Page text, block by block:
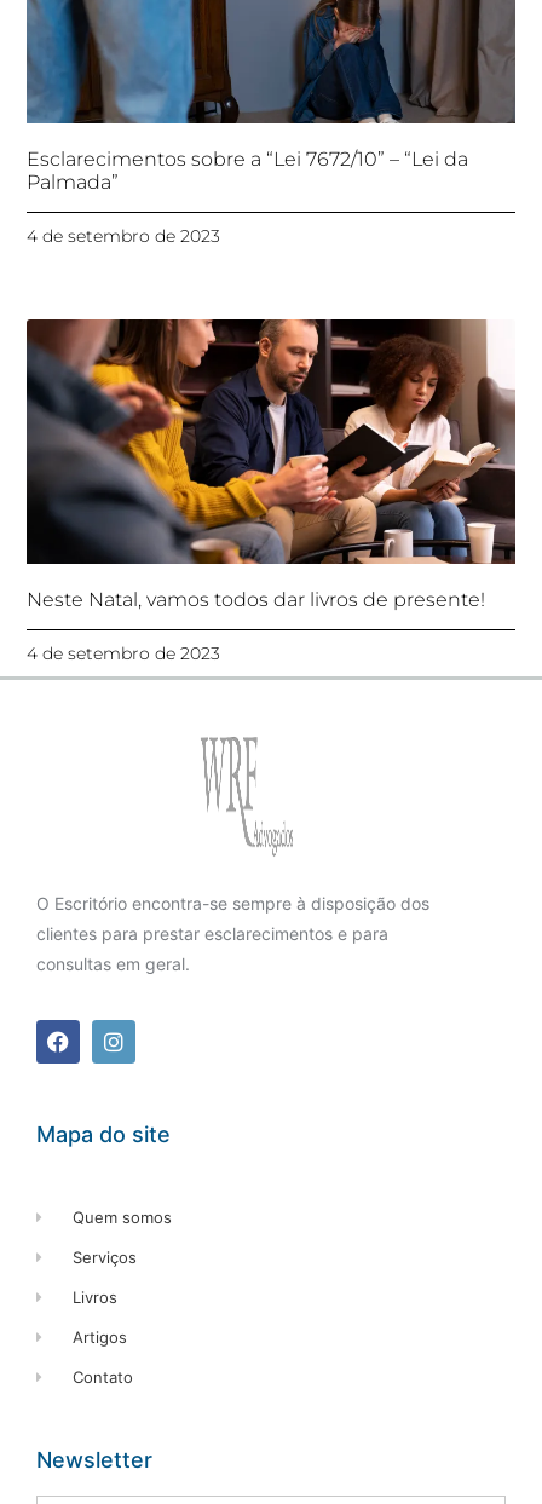
Esclarecimentos sobre a “Lei 7672/10” – “Lei da
Palmada”
4 de setembro de 2023
Neste Natal, vamos todos dar livros de presente!
4 de setembro de 2023
O Escritório encontra-se sempre à disposição dos
clientes para prestar esclarecimentos e para
consultas em geral.
Mapa do site
Quem somos
Serviços
Livros
Artigos
Contato
Newsletter